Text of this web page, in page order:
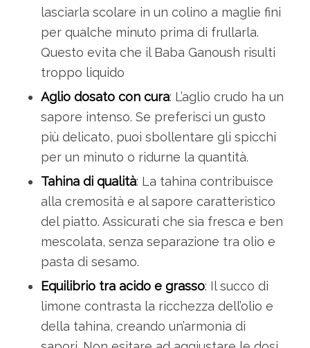
lasciarla scolare in un colino a maglie fini
per qualche minuto prima di frullarla.
Questo evita che il Baba Ganoush risulti
troppo liquido
Aglio dosato con cura: L’aglio crudo ha un
sapore intenso. Se preferisci un gusto
più delicato, puoi sbollentare gli spicchi
per un minuto o ridurne la quantità.
Tahina di qualità: La tahina contribuisce
alla cremosità e al sapore caratteristico
del piatto. Assicurati che sia fresca e ben
mescolata, senza separazione tra olio e
pasta di sesamo.
Equilibrio tra acido e grasso: Il succo di
limone contrasta la ricchezza dell’olio e
della tahina, creando un’armonia di